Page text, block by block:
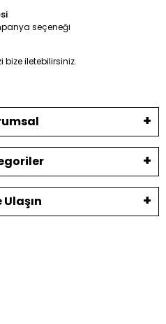
seçeneği
bize iletebilirsiniz.
Ulaşın